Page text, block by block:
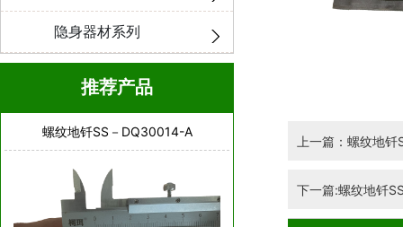
上一篇：螺纹地
下一篇:螺纹地钎
隐身器材系列
推荐产品
螺纹地钎SS－DQ30014-A